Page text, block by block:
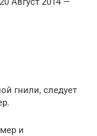
гнили, следует
и